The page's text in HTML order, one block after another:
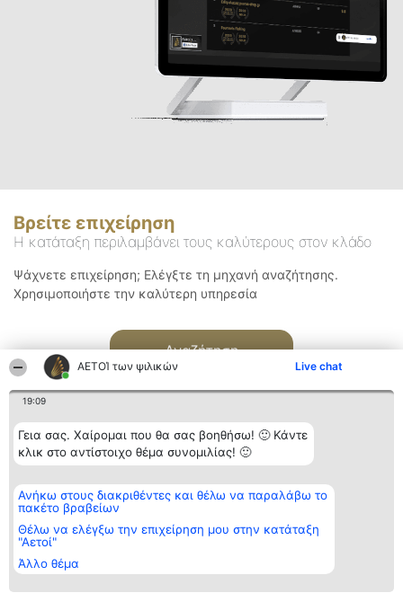
ΑΕΤΟΊ των ψιλικών Live chat
19:09
Γεια σας. Χαίρομαι που θα σας βοηθήσω! 🙂 Κάντε
κλικ στο αντίστοιχο θέμα συνομιλίας! 🙂
Ανήκω στους διακριθέντες και θέλω να παραλάβω το
πακέτο βραβείων
Θέλω να ελέγξω την επιχείρηση μου στην κατάταξη
"Αετοί"
Άλλο θέμα
Βρείτε επιχείρηση
Η κατάταξη περιλαμβάνει τους καλύτερους στον κλάδο
Ψάχνετε επιχείρηση; Ελέγξτε τη μηχανή αναζήτησης.
Χρησιμοποιήστε την καλύτερη υπηρεσία
Αναζήτηση
Διοργανωτής της
κατάταξης
BEAUTIFUL COMPANY
ΤΗΛ. ΕΠΙΚΟΙΝΩΝΙΑΣ:
2104128019
email:
aetoi@beautifulcompany.co
Κατάταξη
Διακριθέντες
των
διακριθέντων
προϋποθέσεις
Επικοινωνία
Επικοινωνία